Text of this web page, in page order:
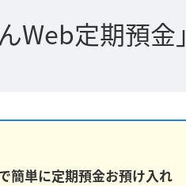
定期預金」
簡単に定期預金お預け入れ